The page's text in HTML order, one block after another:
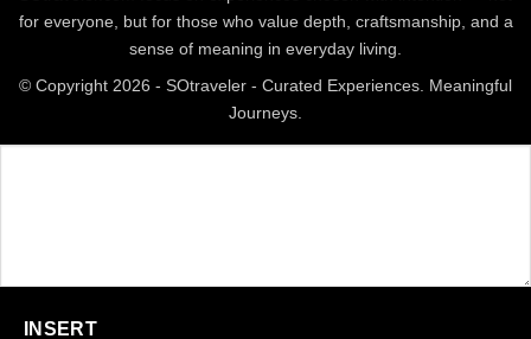
for everyone, but for those who value depth, craftsmanship, and a
sense of meaning in everyday living.
© Copyright 2026 - SOtraveler - Curated Experiences. Meaningful
Journeys.
INSERT